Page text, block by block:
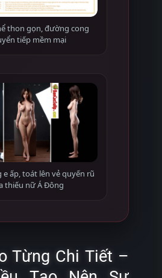
thon gọn, đường cong
tiếp mềm mại
e ấp, toát lên vẻ quyến rũ
thiếu nữ Á Đông
Từng Chi Tiết –